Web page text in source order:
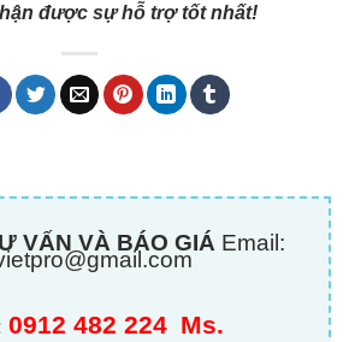
được sự hỗ trợ tốt nhất!
VẤN VÀ BÁO GIÁ Email:
0912 482 224 Ms.